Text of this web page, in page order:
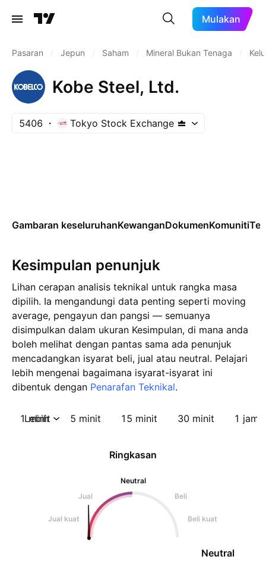
Mulakan
Pasaran Jepun Saham Mineral Bukan Tenaga
Kobe Steel, Ltd.
5406 Tokyo Stock Exchange
Gambaran keseluruhanKewanganDokumenKomuniti
Kesimpulan penunjuk
Lihan cerapan analisis teknikal untuk rangka masa
dipilih. Ia mengandungi data penting seperti moving
average, pengayun dan pangsi — semuanya
disimpulkan dalam ukuran Kesimpulan, di mana anda
boleh melihat dengan pantas sama ada penunjuk
mencadangkan isyarat beli, jual atau neutral. Pelajari
lebih mengenai bagaimana isyarat-isyarat ini
dibentuk dengan Penarafan Teknikal.
1 minit 5 minit 15 minit 30 minit 1 jam
Lebih
Ringkasan
Neutral
Jual
Beli
Jual kuat Beli kuat
Neutral